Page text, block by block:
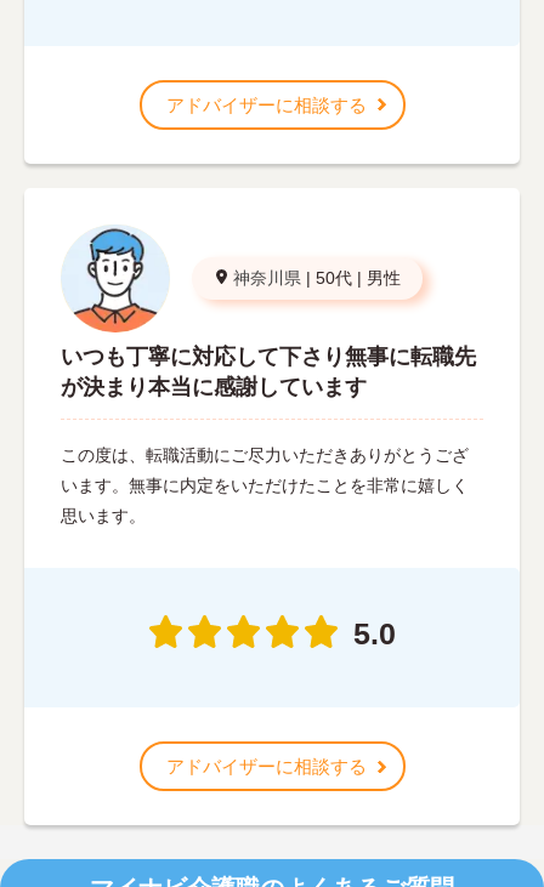
アドバイザーに相談する
神奈川県 | 50代 | 男性
いつも丁寧に対応して下さり無事に転職先
が決まり本当に感謝しています
この度は、転職活動にご尽力いただきありがとうござ
います。無事に内定をいただけたことを非常に嬉しく
思います。
5.0
アドバイザーに相談する